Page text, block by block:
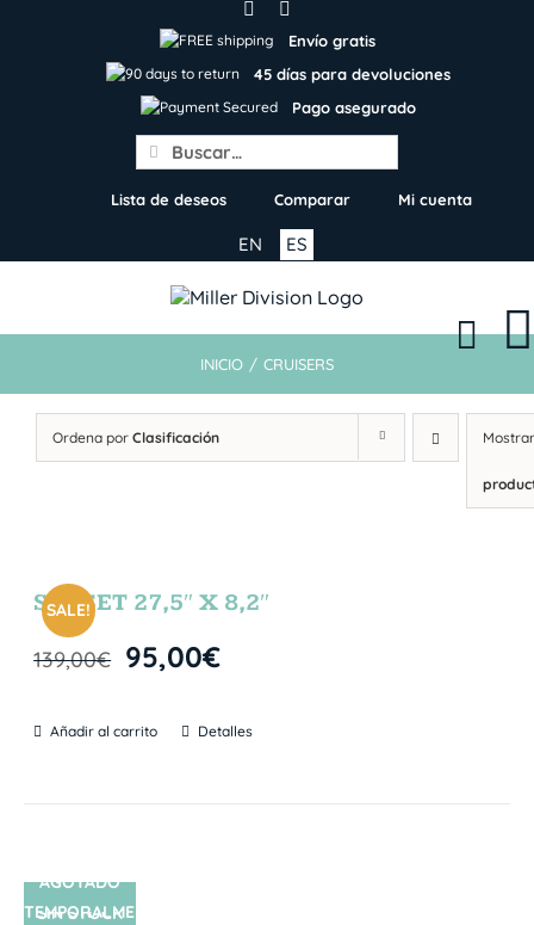
Envío gratis
45 días para devoluciones
Pago asegurado
Search
for:
Lista de deseos Comparar Mi cuenta
ES
EN
INICIO / CRUISERS
Ordena por Clasificación
SALE!
SUNSET 27,5″ X 8,2″
139,00€ 95,00€
Añadir al carrito Detalles
SIN STOCK
AGOTADO
TEMPORALME